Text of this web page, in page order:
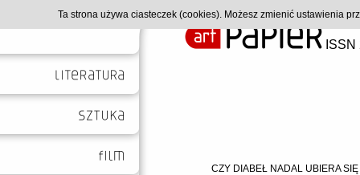
CZY DIABEŁ NADAL UBIERA
Ta strona używa ciasteczek (cookies). Możesz zmienić ustawienia